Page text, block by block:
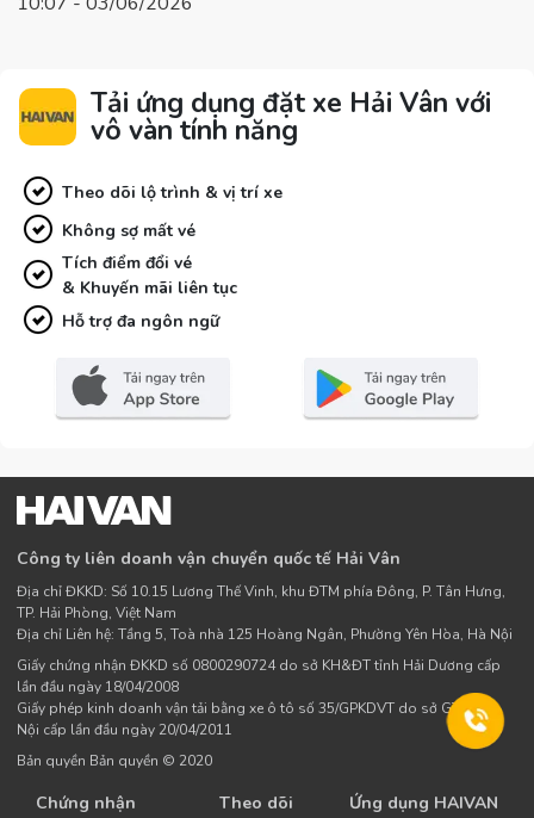
Tải ứng dụng đặt xe Hải Vân với
vô vàn tính năng
Theo dõi lộ trình & vị trí xe
Không sợ mất vé
Tích điểm đổi vé
& Khuyến mãi liên tục
Hỗ trợ đa ngôn ngữ
Công ty liên doanh vận chuyển quốc tế Hải Vân
Địa chỉ ĐKKD: Số 10.15 Lương Thế Vinh, khu ĐTM phía Đông, P. Tân Hưng,
TP. Hải Phòng, Việt Nam
Địa chỉ Liên hệ: Tầng 5, Toà nhà 125 Hoàng Ngân, Phường Yên Hòa, Hà Nội
Giấy chứng nhận ĐKKD số 0800290724 do sở KH&ĐT tỉnh Hải Dương cấp
lần đầu ngày 18/04/2008
Giấy phép kinh doanh vận tải bằng xe ô tô số 35/GPKDVT do sở GTVT Hà
Nội cấp lần đầu ngày 20/04/2011
Bản quyền Bản quyền © 2020
Chứng nhận Theo dõi Ứng dụng HAIVAN